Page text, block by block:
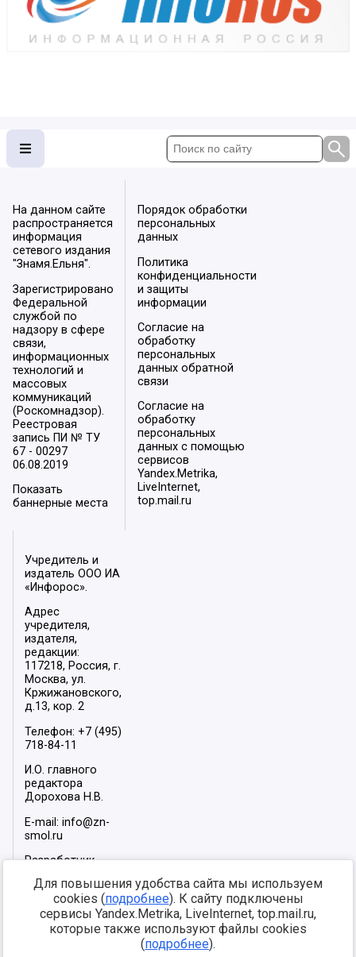
На данном сайте
распространяется
информация
сетевого издания
"Знамя.Ельня".
Зарегистрировано
Федеральной
службой по
надзору в сфере
связи,
информационных
технологий и
массовых
коммуникаций
(Роскомнадзор).
Реестровая
запись ПИ № ТУ
67 - 00297
06.08.2019
Показать
баннерные места
Порядок обработки
персональных
данных
Политика
конфиденциальности
и защиты
информации
Согласие на
обработку
персональных
данных обратной
связи
Согласие на
обработку
персональных
данных с помощью
сервисов
Yandex.Metrika,
LiveInternet,
top.mail.ru
Учредитель и
издатель ООО ИА
«Инфорос».
Адрес
учредителя,
издателя,
редакции:
117218, Россия, г.
Москва, ул.
Кржижановского,
д.13, кор. 2
Телефон: +7 (495)
718-84-11
И.О. главного
редактора
Дорохова Н.В.
E-mail: info@zn-
smol.ru
Разработчик
2026
Мы в социальных
сетях:
Для повышения удобства сайта мы используем
cookies (подробнее). К сайту подключены
сервисы Yandex.Metrika, LiveInternet, top.mail.ru,
которые также используют файлы cookies
(подробнее).